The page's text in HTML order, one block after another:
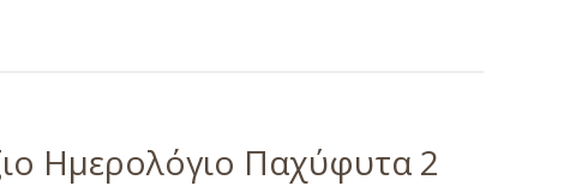
Ημερολόγιο Παχύφυτα 2